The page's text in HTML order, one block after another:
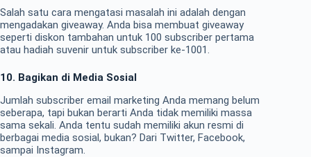
Salah satu cara mengatasi masalah ini adalah dengan
mengadakan giveaway. Anda bisa membuat giveaway
seperti diskon tambahan untuk 100 subscriber pertama
atau hadiah suvenir untuk subscriber ke-1001.
10. Bagikan di Media Sosial
Jumlah subscriber email marketing Anda memang belum
seberapa, tapi bukan berarti Anda tidak memiliki massa
sama sekali. Anda tentu sudah memiliki akun resmi di
berbagai media sosial, bukan? Dari Twitter, Facebook,
sampai Instagram.